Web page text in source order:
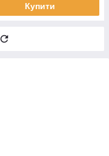
Купити